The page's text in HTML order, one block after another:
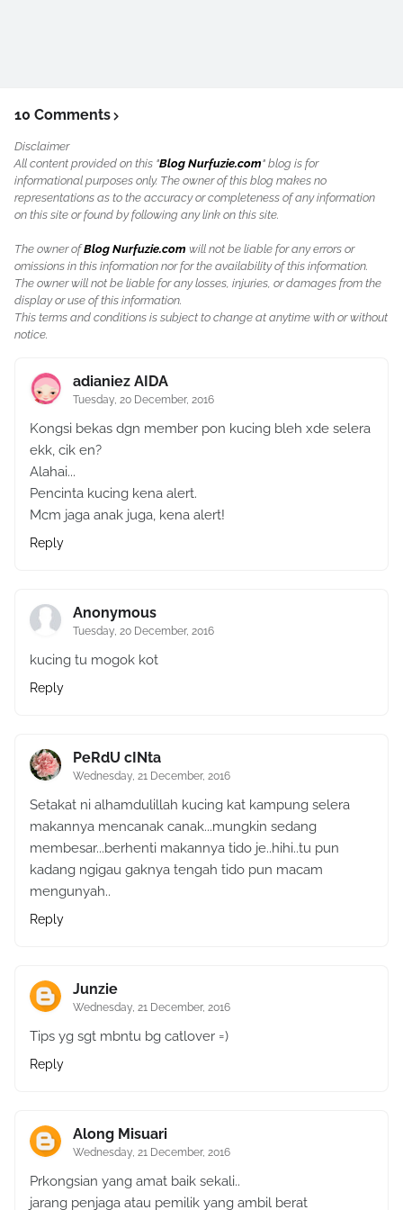
10 Comments
Disclaimer
All content provided on this "Blog Nurfuzie.com" blog is for
informational purposes only. The owner of this blog makes no
representations as to the accuracy or completeness of any information
on this site or found by following any link on this site.
The owner ofBlog Nurfuzie.com will not be liable for any errors or
omissions in this information nor for the availability of this information.
The owner will not be liable for any losses, injuries, or damages from the
display or use of this information.
This terms and conditions is subject to change at anytime with or without
notice.
adianiez AIDA
Tuesday, 20 December, 2016
Kongsi bekas dgn member pon kucing bleh xde selera
ekk, cik en?
Alahai...
Pencinta kucing kena alert.
Mcm jaga anak juga, kena alert!
Reply
Anonymous
Tuesday, 20 December, 2016
kucing tu mogok kot
Reply
PeRdU cINta
Wednesday, 21 December, 2016
Setakat ni alhamdulillah kucing kat kampung selera
makannya mencanak canak...mungkin sedang
membesar...berhenti makannya tido je..hihi..tu pun
kadang ngigau gaknya tengah tido pun macam
mengunyah..
Reply
Junzie
Wednesday, 21 December, 2016
Tips yg sgt mbntu bg catlover =)
Reply
Along Misuari
Wednesday, 21 December, 2016
Prkongsian yang amat baik sekali..
jarang penjaga atau pemilik yang ambil berat